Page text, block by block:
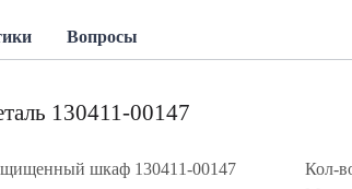
Вопросы
130411-00147
шкаф 130411-00147
Кол-